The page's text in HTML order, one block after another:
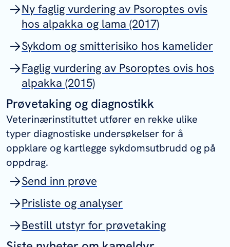
Ny faglig vurdering av Psoroptes ovis
hos alpakka og lama (2017)
Sykdom og smitterisiko hos kamelider
Faglig vurdering av Psoroptes ovis hos
alpakka (2015)
Prøvetaking og diagnostikk
Veterinærinstituttet utfører en rekke ulike
typer diagnostiske undersøkelser for å
oppklare og kartlegge sykdomsutbrudd og på
oppdrag.
Send inn prøve
Prisliste og analyser
Bestill utstyr for prøvetaking